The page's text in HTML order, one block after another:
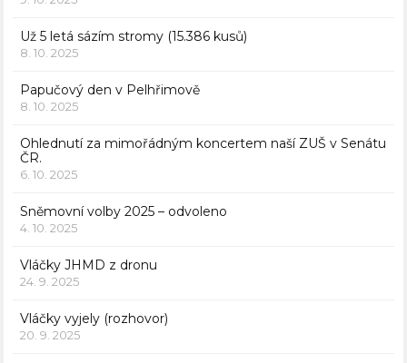
Už 5 letá sázím stromy (15.386 kusů)
8. 10. 2025
Papučový den v Pelhřimově
8. 10. 2025
Ohlednutí za mimořádným koncertem naší ZUŠ v Senátu
ČR.
6. 10. 2025
Sněmovní volby 2025 – odvoleno
4. 10. 2025
Vláčky JHMD z dronu
24. 9. 2025
Vláčky vyjely (rozhovor)
20. 9. 2025